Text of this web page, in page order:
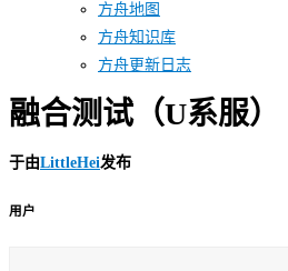
方舟地图
方舟知识库
方舟更新日志
融合测试（U系服）
于由LittleHei发布
用户